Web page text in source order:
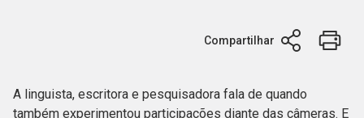
Compartilhar
A linguista, escritora e pesquisadora fala de quando
também experimentou participações diante das câmeras. E